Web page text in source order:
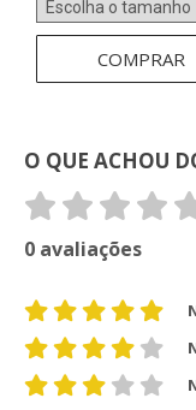
COMPRAR
O QUE ACHOU
0 avaliações